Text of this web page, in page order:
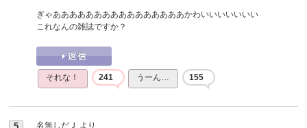
ぎゃああああああああああああああああかわいいいいいいい
これなんの雑誌ですか？
それな！ 241 うーん… 155
名無しだＪ より